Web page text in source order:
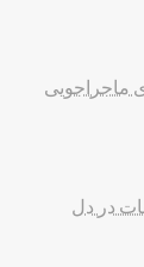
ماجراجویی
در دل